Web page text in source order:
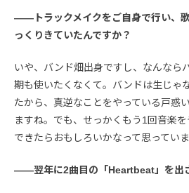
――トラックメイクをご自身で行い、
っくりきていたんですか？
いや、バンド畑出身ですし、なんなら
期も使いたくなくて。バンドは生じゃ
たから、真逆なことをやっている戸惑
ますね。でも、せっかくもう1回音楽
できたらおもしろいかなって思っていま
――翌年に2曲目の「Heartbeat」を出